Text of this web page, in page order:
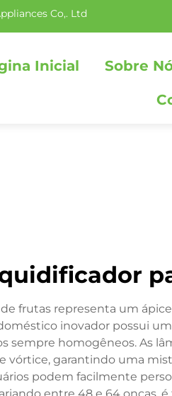
Co,. Ltd
Inicial Sobre
frutas representa um
inovador possui
sempre homogêneos. As
vórtice, garantindo uma
podem facilmente